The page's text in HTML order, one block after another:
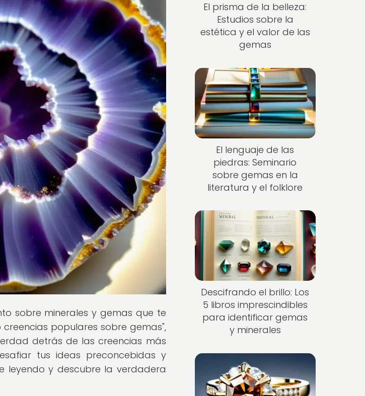
sobre minerales y gemas que te
populares sobre gemas",
detrás de las creencias más
tus ideas preconcebidas y
leyendo y descubre la verdadera
El prisma de la belleza:
Estudios sobre la
estética y el valor de las
gemas
El lenguaje de las
piedras: Seminario
sobre gemas en la
literatura y el folklore
Descifrando el brillo: Los
5 libros imprescindibles
para identificar gemas
y minerales